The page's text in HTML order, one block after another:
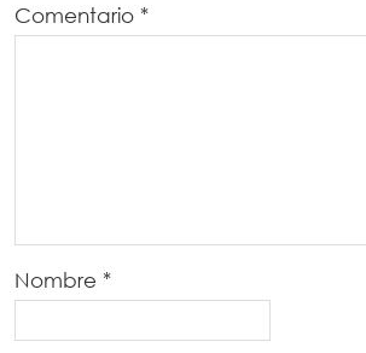
Comentario *
Nombre *